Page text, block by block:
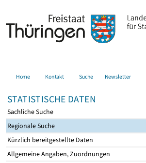
Home Kontakt Suche Newsletter
STATISTISCHE DATEN
Sachliche Suche
Regionale Suche
Kürzlich bereitgestellte Daten
Allgemeine Angaben, Zuordnungen